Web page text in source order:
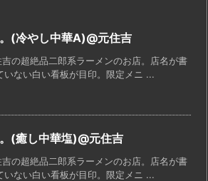
(冷やし中華A)@元住吉
吉の超絶品二郎系ラーメンのお店。店名が書
いない白い看板が目印。限定メニ ...
(癒し中華塩)@元住吉
吉の超絶品二郎系ラーメンのお店。店名が書
いない白い看板が目印。限定メニ ...